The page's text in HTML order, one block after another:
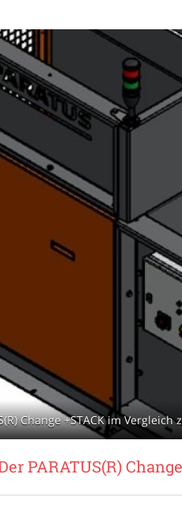
Change +STACK im Vergleich
PARATUS(R)